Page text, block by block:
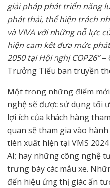
giải pháp phát triển năng
phát thải, thể hiện trách
và VIVA với những nỗ lực
hiện cam kết đưa mức
2050 tại Hội nghị COP26”–
Trưởng Tiểu ban truyền
Một trong những điểm mới
nghệ sẽ được sử dụng tối
lợi ích của khách hàng
quan sẽ tham gia vào
tiên xuất hiện tại VMS
AI; hay những công nghệ
trưng bày các mẫu xe.
đến hiệu ứng thị giác ấn